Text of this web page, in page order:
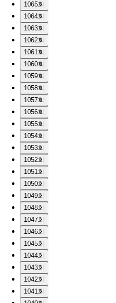
1065회
1064회
1063회
1062회
1061회
1060회
1059회
1058회
1057회
1056회
1055회
1054회
1053회
1052회
1051회
1050회
1049회
1048회
1047회
1046회
1045회
1044회
1043회
1042회
1041회